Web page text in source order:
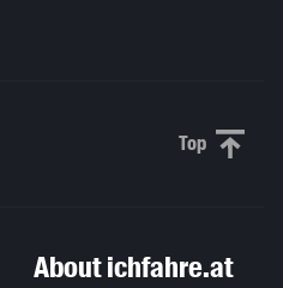
Top Scroll
About ichfahre.at